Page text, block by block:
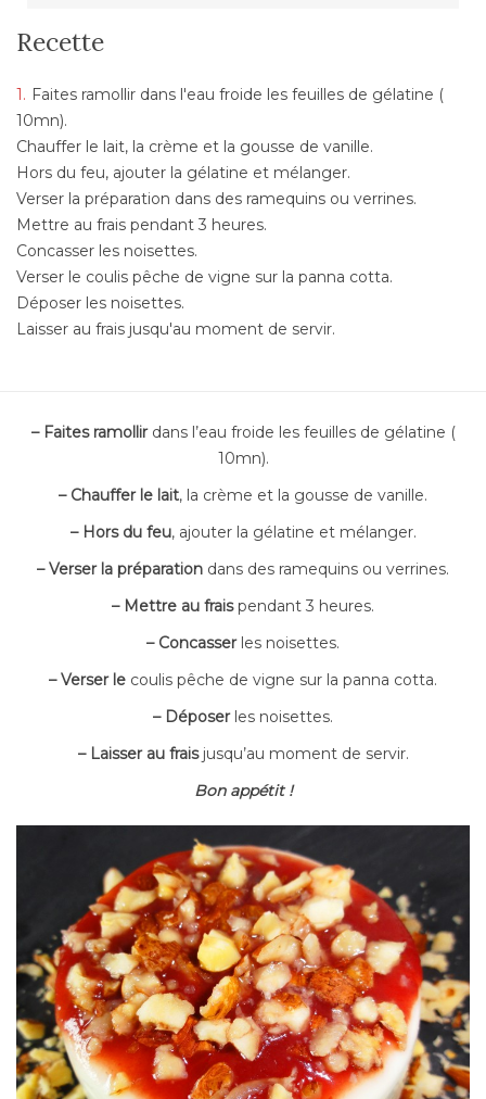
Recette
Faites ramollir dans l'eau froide les feuilles de gélatine (
10mn).
Chauffer le lait, la crème et la gousse de vanille.
Hors du feu, ajouter la gélatine et mélanger.
Verser la préparation dans des ramequins ou verrines.
Mettre au frais pendant 3 heures.
Concasser les noisettes.
Verser le coulis pêche de vigne sur la panna cotta.
Déposer les noisettes.
Laisser au frais jusqu'au moment de servir.
– Faites ramollirdans l’eau froide les feuilles de gélatine (
10mn).
– Chauffer le lait, la crème et la gousse de vanille.
– Hors du feu, ajouter la gélatine et mélanger.
– Verser la préparation dans des ramequins ou verrines.
– Mettre au fraispendant 3 heures.
– Concasserles noisettes.
– Verser le coulis pêche de vigne sur la panna cotta.
– Déposerles noisettes.
– Laisser au fraisjusqu’au moment de servir.
Bon appétit !